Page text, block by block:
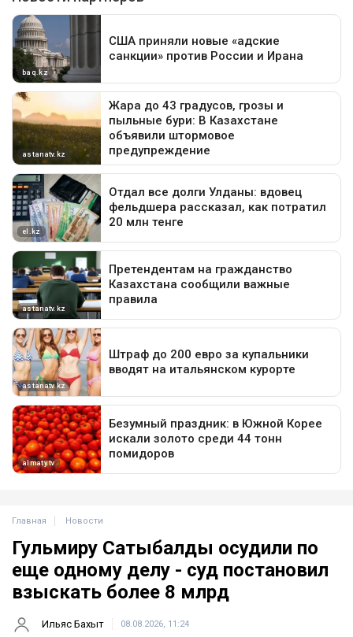
Главная Новости
Гульмиру Сатыбалды осудили по
еще одному делу - суд постановил
взыскать более 8 млрд
Ильяс Бахыт 08.08.2026, 11:24